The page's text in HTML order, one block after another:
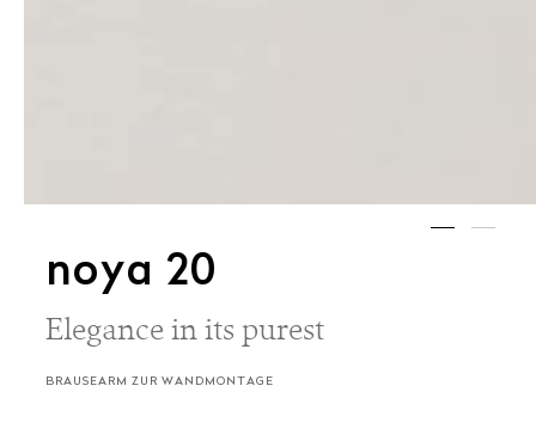
noya 20
Elegance in its purest
BRAUSEARM ZUR WANDMONTAGE